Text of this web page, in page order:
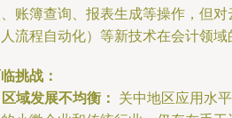
账簿查询、报表生成等操作，但
流程自动化）等新技术在会计领域
挑战：
区域发展不均衡：
关中地区应用水